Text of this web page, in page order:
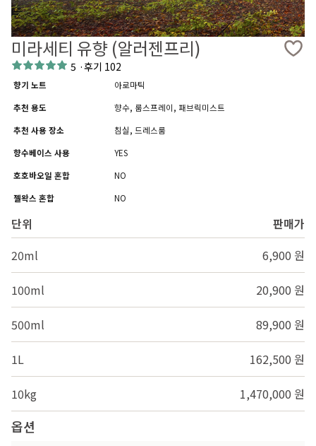
미라세티 유향 (알러젠프리)
5 ·후기 102
향기 노트
아로마틱
추천 용도
향수, 룸스프레이, 패브릭미스트
추천 사용 장소
침실, 드레스룸
향수베이스 사용
YES
호호바오일 혼합
NO
젤왁스 혼합
NO
단위
판매가
20ml
6,900 원
100ml 20,900 원
500ml 89,900 원
1L 162,500 원
10kg 1,470,000 원
옵션